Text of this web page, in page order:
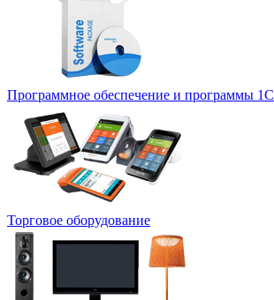
Программное обеспечение и программы 1С
Торговое оборудование